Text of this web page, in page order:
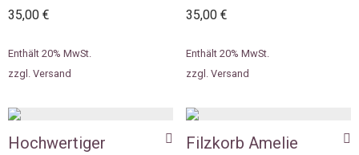
35,00 €
Enthält 20% MwSt.
zzgl. Versand
35,00 €
Enthält 20% MwSt.
zzgl. Versand
Hochwertiger
Filzkorb Amelie